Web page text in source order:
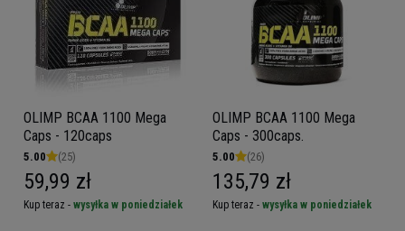
OLIMP BCAA 1100 Mega
Caps - 120caps
5.00 (25)
59,99 zł
Kup teraz - wysyłka w poniedziałek
OLIMP BCAA 1100 Mega
Caps - 300caps.
5.00 (26)
135,79 zł
Kup teraz - wysyłka w poniedziałek